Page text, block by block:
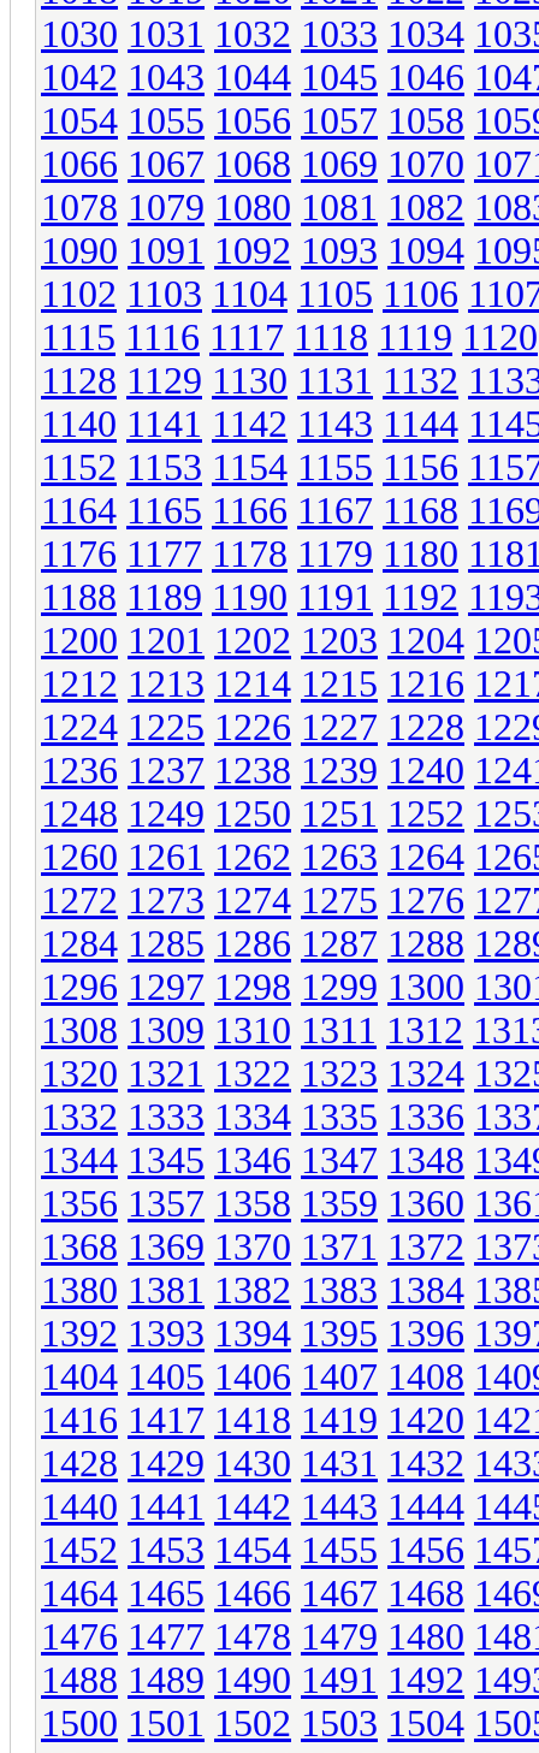
1030 1031 1032 1033 1034
1042 1043 1044 1045 1046
1054 1055 1056 1057 1058
1066 1067 1068 1069 1070
1078 1079 1080 1081 1082
1090 1091 1092 1093 1094
1102 1103 1104 1105 1106
1115 1116 1117 1118 1119 1120
1128 1129 1130 1131 1132
1140 1141 1142 1143 1144
1152 1153 1154 1155 1156
1164 1165 1166 1167 1168
1176 1177 1178 1179 1180
1188 1189 1190 1191 1192
1200 1201 1202 1203 1204
1212 1213 1214 1215 1216
1224 1225 1226 1227 1228
1236 1237 1238 1239 1240
1248 1249 1250 1251 1252
1260 1261 1262 1263 1264
1272 1273 1274 1275 1276
1284 1285 1286 1287 1288
1296 1297 1298 1299 1300
1308 1309 1310 1311 1312
1320 1321 1322 1323 1324
1332 1333 1334 1335 1336
1344 1345 1346 1347 1348
1356 1357 1358 1359 1360
1368 1369 1370 1371 1372
1380 1381 1382 1383 1384
1392 1393 1394 1395 1396
1404 1405 1406 1407 1408
1416 1417 1418 1419 1420
1428 1429 1430 1431 1432
1440 1441 1442 1443 1444
1452 1453 1454 1455 1456
1464 1465 1466 1467 1468
1476 1477 1478 1479 1480
1488 1489 1490 1491 1492
1500 1501 1502 1503 1504